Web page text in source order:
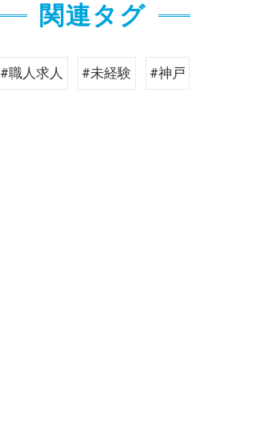
関連タグ
#職人求人 #未経験 #神戸